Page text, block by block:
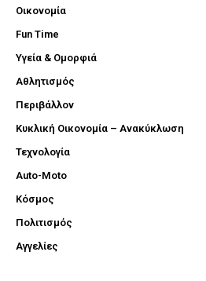
Οικονομία
Fun Time
Υγεία & Ομορφιά
Αθλητισμός
Περιβάλλον
Κυκλική Οικονομία – Ανακύκλωση
Τεχνολογία
Auto-Moto
Κόσμος
Πολιτισμός
Αγγελίες